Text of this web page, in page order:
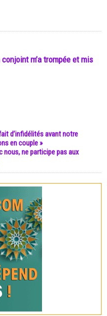
m’a trompée et mis
d’infidélités avant notre
en couple »
nous, ne participe pas aux